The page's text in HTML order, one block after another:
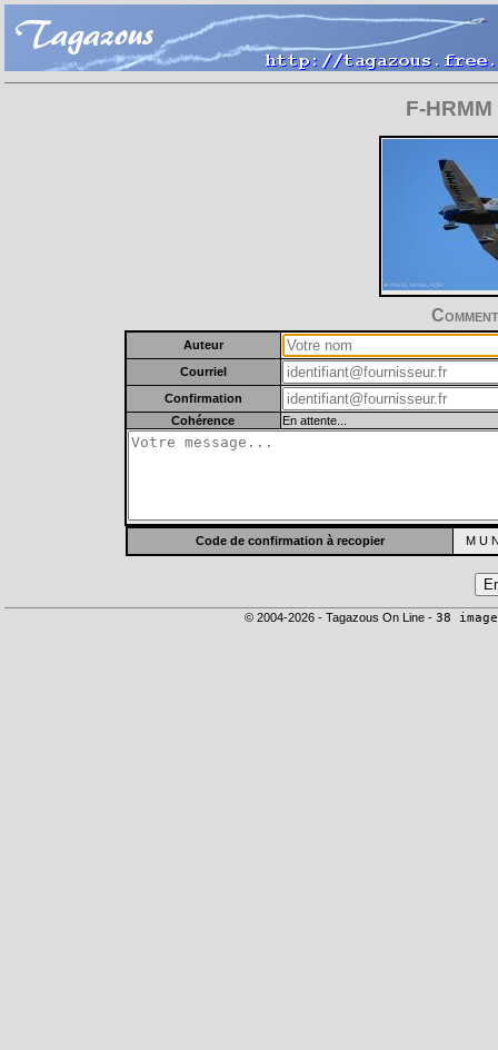
F-HRMM
Auteur
Courriel
Confirmation
Cohérence
En attente...
Code de confirmation à recopier M U
© 2004-2026 - Tagazous On Line - 38